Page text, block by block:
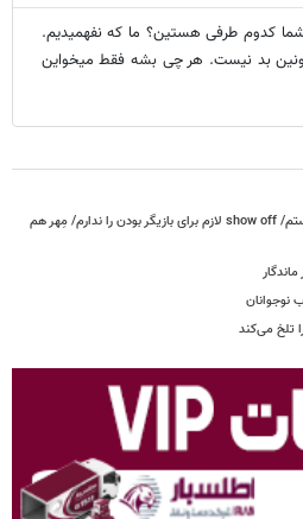
کدوم طرفی هستین؟ ما که نفهمیدیم.
بد نیست. هر چی بشه فقط میخواین
سوسن پرور: دیگر «عاشق» حرفه‌ام نیستم/ show off لازم برای بازیگر بودن را ندارم/ مِهر هم
نوجوانان
تلخ می‌کند